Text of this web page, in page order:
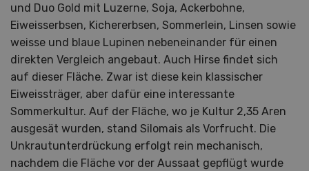
und Duo Gold mit Luzerne, Soja, Ackerbohne,
Eiweisserbsen, Kichererbsen, Sommerlein, Linsen sowie
weisse und blaue Lupinen nebeneinander für einen
direkten Vergleich angebaut. Auch Hirse findet sich
auf dieser Fläche. Zwar ist diese kein klassischer
Eiweissträger, aber dafür eine interessante
Sommerkultur. Auf der Fläche, wo je Kultur 2,35 Aren
ausgesät wurden, stand Silomais als Vorfrucht. Die
Unkrautunterdrückung erfolgt rein mechanisch,
nachdem die Fläche vor der Aussaat gepflügt wurde